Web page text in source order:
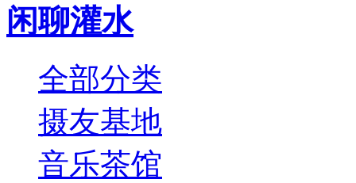
闲聊灌水
全部分类
摄友基地
音乐茶馆